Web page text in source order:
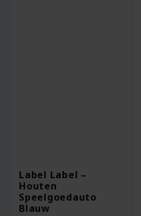
Label Label –
Houten
Speelgoedauto
Blauw